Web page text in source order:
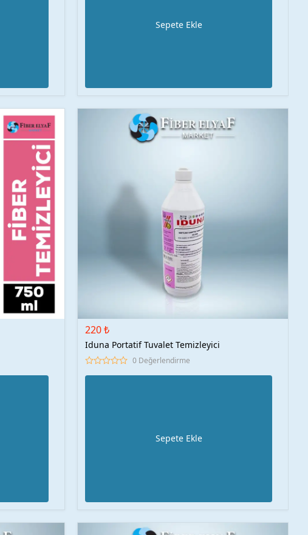
Sepete Ekle
220 ₺
Iduna Portatif Tuvalet Temizleyici
0 Değerlendirme
Sepete Ekle